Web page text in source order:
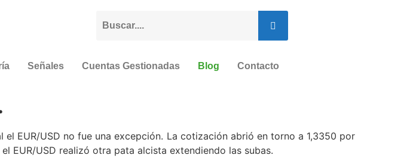
Señales Cuentas Gestionadas Blog Contacto
EUR/USD no fue una excepción. La cotización abrió en torno a 1,3350 por
EUR/USD realizó otra pata alcista extendiendo las subas.